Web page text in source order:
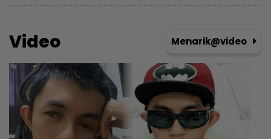
Video Menarik@video